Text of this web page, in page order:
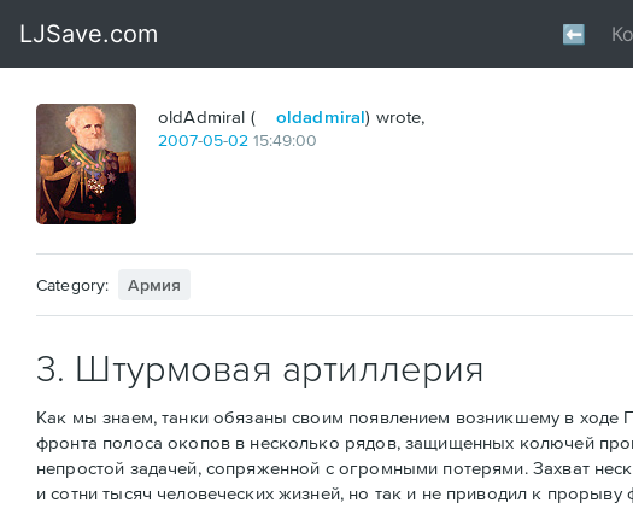
oldAdmiral ( oldadmiral) wrote,
2007-05-02 15:49:00
Category: Армия
3. Штурмовая артиллерия
Как мы знаем, танки обязаны своим появлением возникшему в
фронта полоса окопов в несколько рядов, защищенных колючей
непростой задачей, сопряженной с огромными потерями. Захват
и сотни тысяч человеческих жизней, но так и не приводил к прорыву